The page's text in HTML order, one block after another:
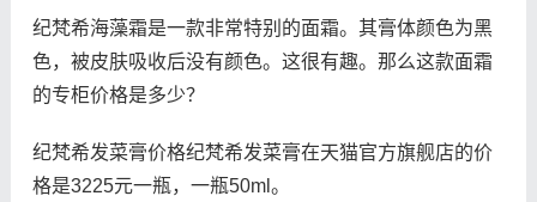
纪梵希海藻霜是一款非常特别的面霜。其膏体颜色为黑
色，被皮肤吸收后没有颜色。这很有趣。那么这款面霜
的专柜价格是多少？
纪梵希发菜膏价格纪梵希发菜膏在天猫官方旗舰店的价
格是3225元一瓶，一瓶50ml。